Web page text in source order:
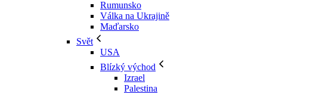
Rumunsko
Válka na Ukrajině
Maďarsko
Svět
USA
Blízký východ
Izrael
Palestina